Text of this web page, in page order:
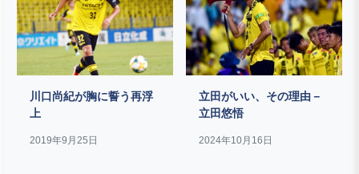
川口尚紀が胸に誓う再浮
上
2019年9月25日
立田がいい、その理由－
立田悠悟
2024年10月16日